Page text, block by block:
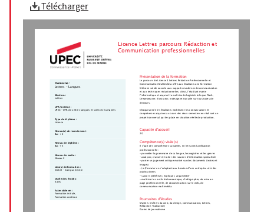
Télécharger
Licence Lettres parcours Rédaction et
Communication professionnelles
Présentation de la formation
Le parcours de Licence 3 Lettres Rédaction Professionnelle et
Communication Multimédia offre aux étudiants une formation
littéraire solide ouverte aux supports modernes de communication
et aux techniques rédactionnelles. Ainsi, l’étudiant manie
l’informatique et acquiert la maîtrise de logiciels tels que Flash,
Dreamweaver, Illustrator, indesign et travaille sur tous types de
discours.
Chaque année les étudiants mobilisent les connaissances et
compétences acquises au cours des deux semestres en réalisant un
projet transversal qui les place en situation réelle de production.
Capacité d'accueil
20
Compétence(s) visée(s)
Il s’agit des compétences suivantes, en lien avec la rédaction
professionnelle :
- posséder la grammaire de sa langue, les registres et les genres
- analyser, classer et traiter des sources d’information spécialisée
- porter un jugement critique motivé sur des documents (textes et
images)
- (re)formuler en s’adaptant aux besoins d’une entreprise et à des
publics divers
- savoir synthétiser, expliquer, argumenter
- maîtriser les outils de bureautique, d’infographie, de mise en
page professionnelle, de documentation sur le web, de
communication multimédia.
Poursuites d'études
Masters (métiers du web, du design, communication, Lettres,
Rédaction Traduction)
Écoles de journalisme
Domaine :
Lettres - Langues
Mention :
Lettres
UFR/Institut :
UPEC - UFR de Lettres langues et sciences humaines
Type de diplôme :
Licence
Niveau(x) de recrutement :
Bac + 2
Niveau de diplôme :
Bac + 3
Niveau de sortie :
Niveau 2
Lieu(x) de formation :
Créteil - Campus Centre
Durée des études :
3 ans
Accessible en :
Formation initiale,
Formation continue